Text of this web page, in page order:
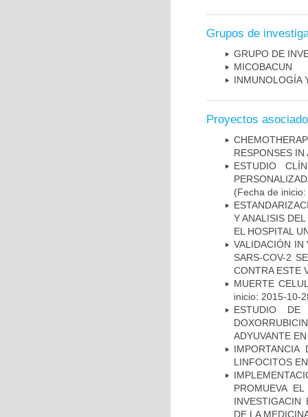
Grupos de
GRUPO DE
MICOBAC­UN
INMUNOLOGÍA
Proyectos
RESPONSES IN
ESTUDIO
(Fecha de
Y ANALISIS
EL HOSPITAL
VALIDACIÓN IN
SARS-COV-2
CONTRA ESTE
MUERTE
inicio: 2015-10-
ESTUDIO DE
ADYUVANTE
LINFOCITOS
PROMUEVA
INVESTIGACIN
DE LA